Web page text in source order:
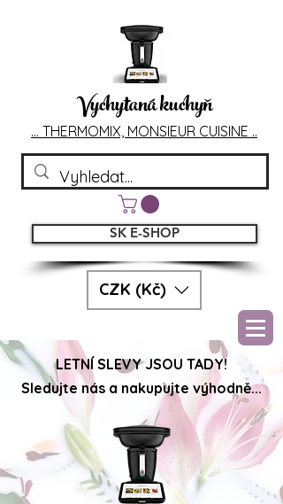
Vychytaná kuchyň
... THERMOMIX, MONSIEUR CUISINE ..
CZK (Kč)
SK E-SHOP
LETNÍ SLEVY JSOU TADY!
Sledujte nás a nakupujte výhodně...